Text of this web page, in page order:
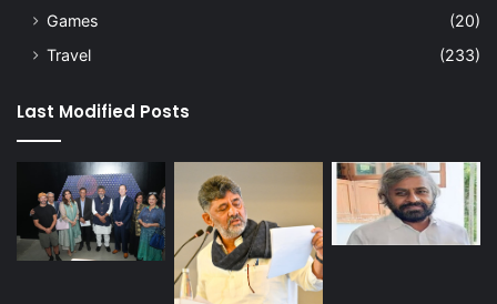
Games
(20)
Travel
(233)
Last Modified Posts